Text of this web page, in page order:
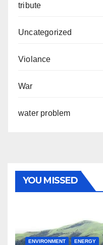
tribute
Uncategorized
Violance
War
water problem
YOU MISSED
ENVIRONMENT ENERGY